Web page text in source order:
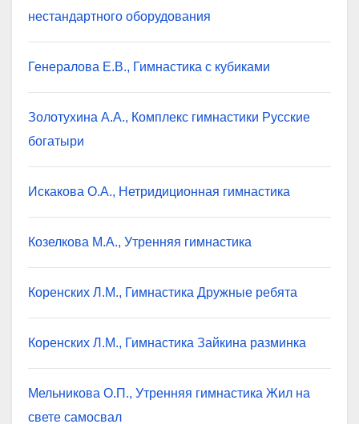
нестандартного оборудования
Генералова Е.В., Гимнастика с кубиками
Золотухина А.А., Комплекс гимнастики Русские
богатыри
Искакова О.А., Нетридиционная гимнастика
Козелкова М.А., Утренняя гимнастика
Коренских Л.М., Гимнастика Дружные ребята
Коренских Л.М., Гимнастика Зайкина разминка
Мельникова О.П., Утренняя гимнастика Жил на
свете самосвал